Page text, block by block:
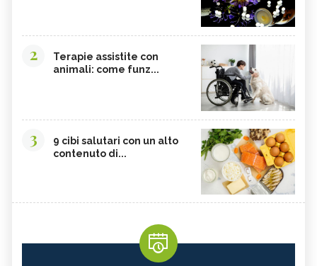
2
Terapie assistite con
animali: come funz...
3
9 cibi salutari con un alto
contenuto di...